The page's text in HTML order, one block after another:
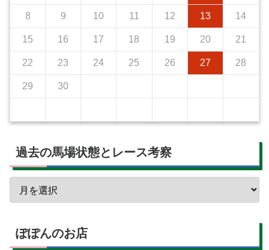
8 9 10 11 12 13 14
15 16 17 18 19 20 21
22 23 24 25 26 27 28
29 30
過去の馬場状態とレース考察
ぽぽんのお店